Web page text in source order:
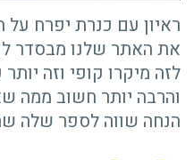
ראיון עם כנרת יפרח
את האתר שלנו מבסדר
לזה מיקרו קופי וזה
והרבה יותר חשוב ממה
הנחה שווה לספר שלה